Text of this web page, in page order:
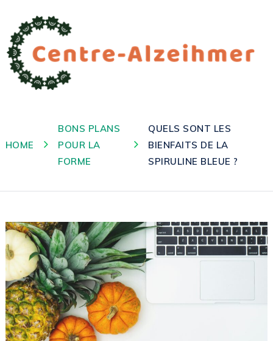
HOME
BONS PLANS
POUR LA
FORME
QUELS SONT LES
BIENFAITS DE LA
SPIRULINE BLEUE ?